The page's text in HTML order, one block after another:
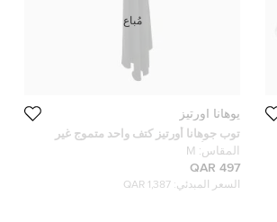
يوهانا اورتيز
توب جوهانا أورتيز كتف واحد متموج غير
متماثل أسود حجم متوسط
المقاس: M
497 QAR
السعر المبدئي: 1,387 QAR
مُباع